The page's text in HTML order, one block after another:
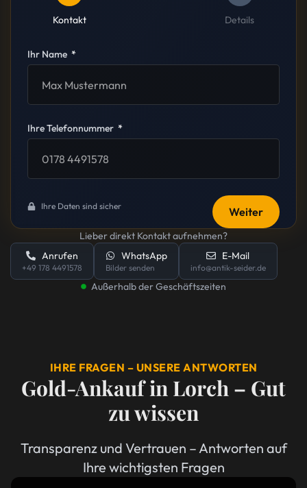
Kontakt Details
Ihr Name
Ihre Telefonnummer
Weiter
Ihre Daten sind sicher
Lieber direkt Kontakt aufnehmen?
Anrufen
+49 178 4491578
WhatsApp
Bilder senden
E-Mail
info@antik-seider.de
Außerhalb der Geschäftszeiten
IHRE FRAGEN – UNSERE ANTWORTEN
Gold-Ankauf in Lorch – Gut
zu wissen
Transparenz und Vertrauen – Antworten auf
Ihre wichtigsten Fragen